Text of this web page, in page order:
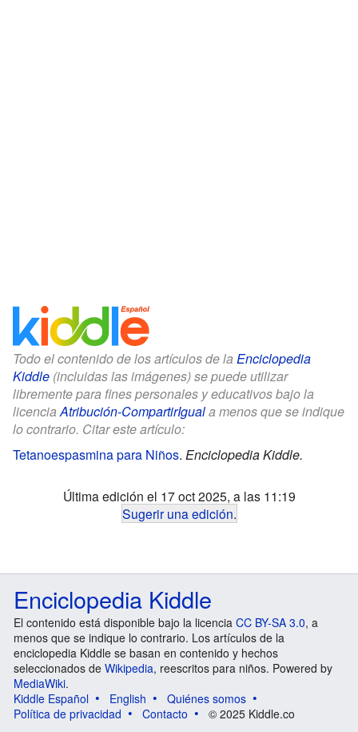
Todo el contenido de los artículos de la Enciclopedia
Kiddle (incluidas las imágenes) se puede utilizar
libremente para fines personales y educativos bajo la
licenciaAtribución-CompartirIguala menos que se indique
lo contrario. Citar este artículo:
Tetanoespasmina para Niños. Enciclopedia Kiddle.
Última edición el 17 oct 2025, a las 11:19
Sugerir una edición.
Enciclopedia Kiddle
El contenido está disponible bajo la licencia CC BY-SA 3.0, a
menos que se indique lo contrario. Los artículos de la
enciclopedia Kiddle se basan en contenido y hechos
seleccionados de Wikipedia, reescritos para niños. Powered by
MediaWiki.
Kiddle Español
English
Quiénes somos
Política de privacidad
Contacto © 2025 Kiddle.co